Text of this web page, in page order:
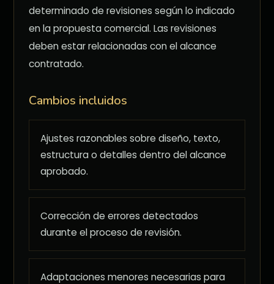
determinado de revisiones según lo indicado
en la propuesta comercial. Las revisiones
deben estar relacionadas con el alcance
contratado.
Cambios incluidos
Ajustes razonables sobre diseño, texto,
estructura o detalles dentro del alcance
aprobado.
Corrección de errores detectados
durante el proceso de revisión.
Adaptaciones menores necesarias para